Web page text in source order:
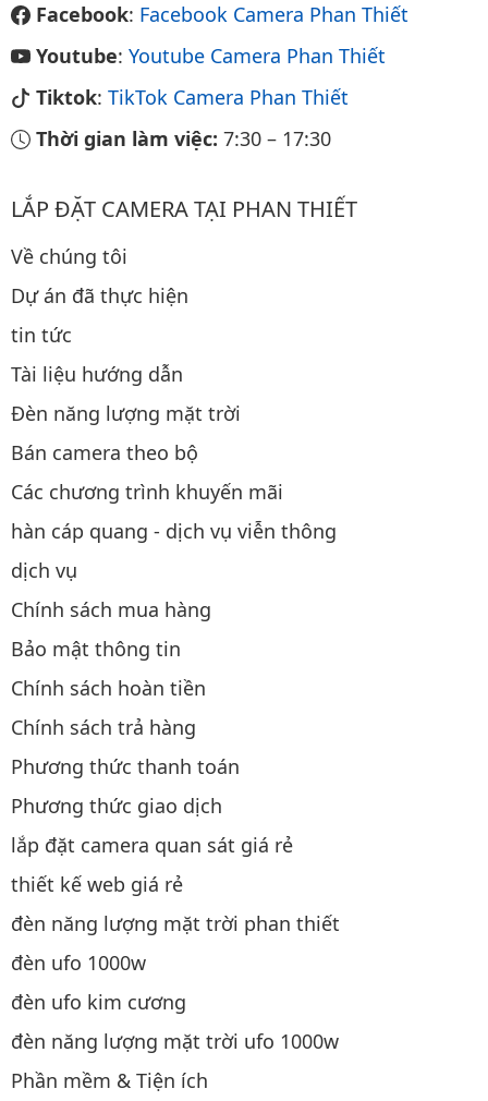
Facebook: Facebook Camera Phan Thiết
Youtube: Youtube Camera Phan Thiết
Tiktok: TikTok Camera Phan Thiết
Thời gian làm việc: 7:30 – 17:30
LẮP ĐẶT CAMERA TẠI PHAN THIẾT
Về chúng tôi
Dự án đã thực hiện
tin tức
Tài liệu hướng dẫn
Đèn năng lượng mặt trời
Bán camera theo bộ
Các chương trình khuyến mãi
hàn cáp quang - dịch vụ viễn thông
dịch vụ
Chính sách mua hàng
Bảo mật thông tin
Chính sách hoàn tiền
Chính sách trả hàng
Phương thức thanh toán
Phương thức giao dịch
lắp đặt camera quan sát giá rẻ
thiết kế web giá rẻ
đèn năng lượng mặt trời phan thiết
đèn ufo 1000w
đèn ufo kim cương
đèn năng lượng mặt trời ufo 1000w
Phần mềm & Tiện ích